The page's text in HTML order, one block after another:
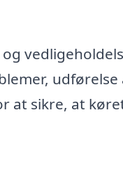
udførelse
at sikre, at